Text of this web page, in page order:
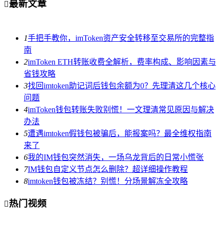
最新文章
1手把手教你，imToken资产安全转移至交易所的完整指
南
2imToken ETH转账收费全解析，费率构成、影响因素与
省钱攻略
3找回imtoken助记词后钱包余额为0？先理清这几个核心
问题
4imToken钱包转账失败别慌！一文理清常见原因与解决
办法
5遭遇imtoken假钱包被骗后，能报案吗？最全维权指南
来了
6我的IM钱包突然消失，一场乌龙背后的日常小慌张
7IM钱包自定义节点怎么删除？超详细操作教程
8imtoken钱包被冻结？别慌！分场景解冻全攻略
热门视频